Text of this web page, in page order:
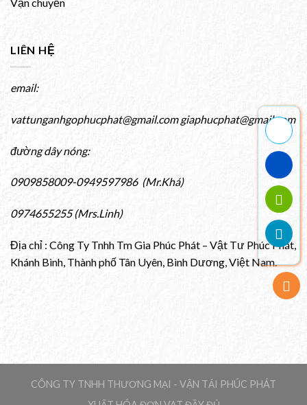
LIÊN HỆ
email:
vattunganhgophucphat@gmail.com giaphucphat@gmail.com
đường dây nóng:
0909858009-0949597986 (Mr.Khá)
0974655255 (Mrs.Linh)
Địa chỉ : Công Ty Tnhh Tm Gia Phúc Phát – Vật Tư Phúc Phát,
Khánh Bình, Thành phố Tân Uyên, Bình Dương, Việt Nam.
CÔNG TY TNHH THƯƠNG MẠI - VẬN TẢI PHÚC PHÁT